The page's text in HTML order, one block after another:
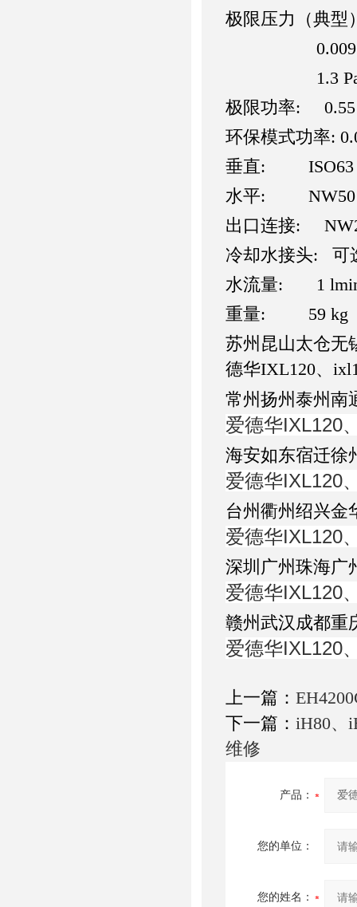
极限压力（典型
0.009
1.3
极限功率: 0.55
环保模式功率:
垂直: ISO63
水平: NW50
出口连接:
冷却水接头: 可
水流量: 1
重量: 59 kg
苏州昆山太仓无
德华IXL120、
常州扬州泰州南
爱德华IXL120
海安如东宿迁徐
爱德华IXL120
台州衢州绍兴金
爱德华IXL120
深圳广州珠海广
爱德华IXL120
赣州武汉成都重
爱德华IXL120
上一篇：
下一篇： iH80、
维修
产品：
您的单位：
您的姓名：